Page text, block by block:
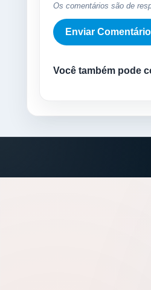
Os comentários são de
Você também pode